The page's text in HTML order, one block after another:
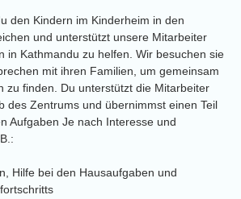
den Kindern im Kinderheim in den
und unterstützt unsere Mitarbeiter
in Kathmandu zu helfen. Wir besuchen sie
mit ihren Familien, um gemeinsam
zu finden. Du unterstützt die Mitarbeiter
des Zentrums und übernimmst einen Teil
Aufgaben Je nach Interesse und
Hilfe bei den Hausaufgaben und